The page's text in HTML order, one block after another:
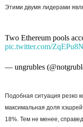
Этими двумя лидерами
Two Ethereum pools
pic.twitter.com/
— ungrubles
Подобная ситуация резко
максимальная доля
18%. Тем не менее,